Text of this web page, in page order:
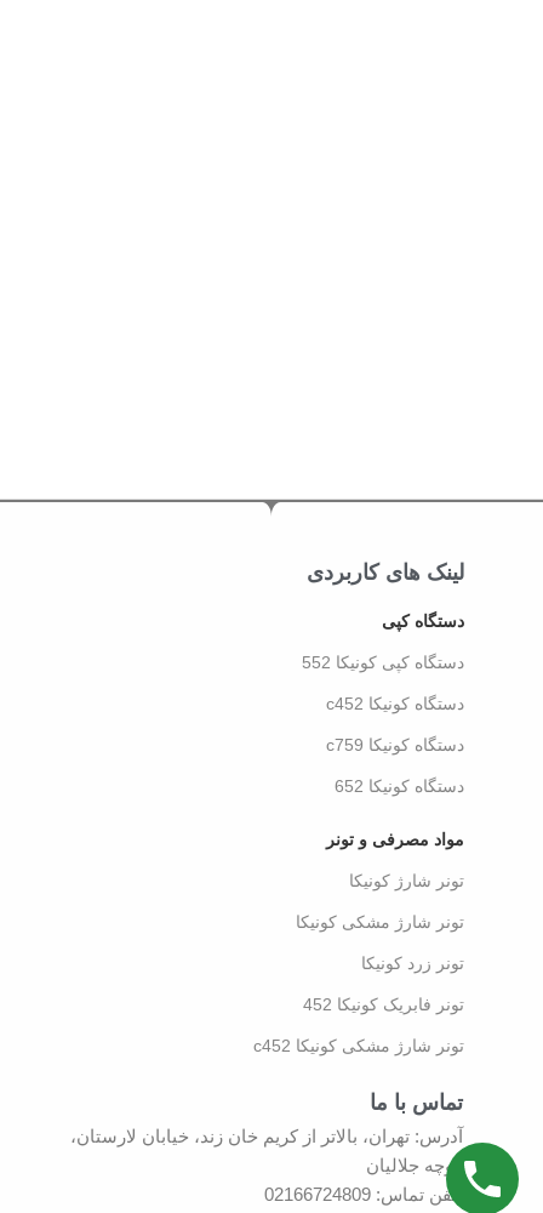
لینک های کاربردی
دستگاه کپی
دستگاه کپی کونیکا 552
دستگاه کونیکا c452
دستگاه کونیکا c759
دستگاه کونیکا 652
مواد مصرفی و تونر
تونر شارژ کونیکا
تونر شارژ مشکی کونیکا
تونر زرد کونیکا
تونر فابریک کونیکا 452
تونر شارژ مشکی کونیکا c452
تماس با ما
آدرس: تهران، بالاتر از کریم خان زند، خیابان لارستان،
کوچه جلالیان
تلفن تماس: 02166724809